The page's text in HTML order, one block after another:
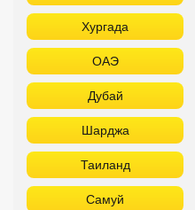
Хургада
ОАЭ
Дубай
Шарджа
Таиланд
Самуй